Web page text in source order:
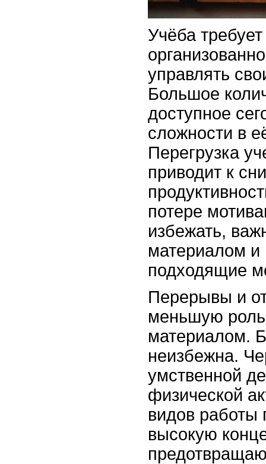
Учёба
управлять
Большое
доступное
сложности в
Перегрузка
приводит к
потере
избежать,
материалом и
подходящие
Перерывы и
меньшую
материалом.
неизбежна.
умственной
физической
видов работы
высокую